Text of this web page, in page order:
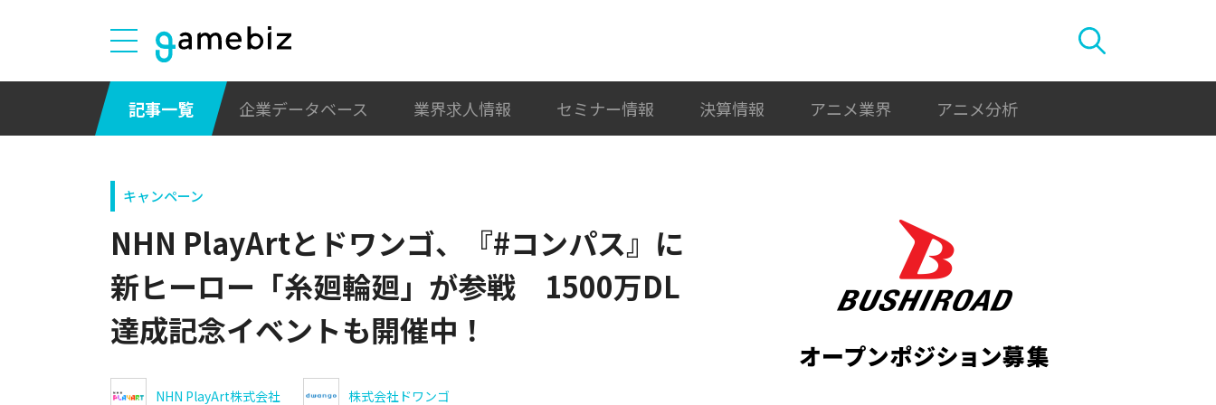
記事一覧 企業データベース 業界求人情報 セミナー情報 決算情報 アニメ業界 アニメ分析
キャンペーン
NHN PlayArtとドワンゴ、『#コンパス』に
新ヒーロー「糸廻輪廻」が参戦 1500万DL
達成記念イベントも開催中！
NHN PlayArt株式会社 株式会社ドワンゴ